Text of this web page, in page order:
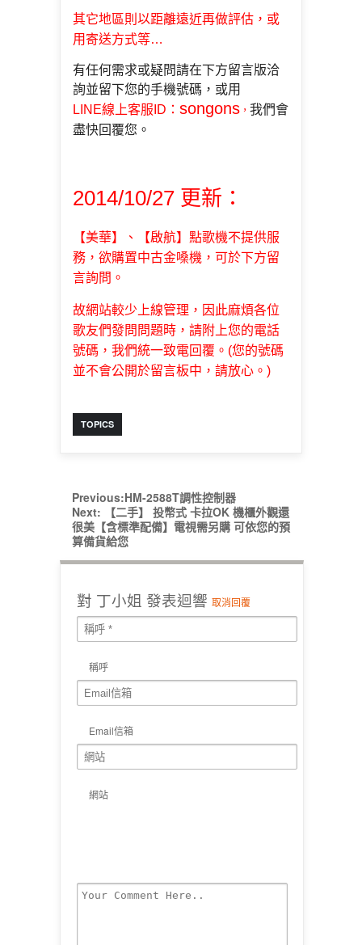
其它地區則以距離遠近再做評估，或
用寄送方式等…
有任何需求或疑問請在下方留言版洽
詢並留下您的手機號碼， 或用
LINE線上客服ID ： songons ， 我們會
盡快回覆您。
2014/10/27 更新：
【美華】、【啟航】點歌機不提供服
務，欲購置中古金嗓機，可於下方留
言詢問。
故網站較少上線管理，因此麻煩各位
歌友們發問問題時，請附上您的電話
號碼，我們統一致電回覆。(您的號碼
並不會公開於留言板中，請放心。)
TOPICS
Previous:HM-2588T調性控制器
Next:
【二手】 投幣式 卡拉OK 機櫃外觀還
很美【含標準配備】電視需另購 可依您的預
算備貨給您
對 丁小姐 發表迴響 取消回覆
稱呼
Email信箱
網站